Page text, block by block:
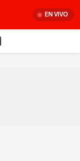
EN VIVO